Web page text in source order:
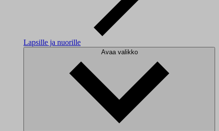
Lapsille ja nuorille
Avaa valikko